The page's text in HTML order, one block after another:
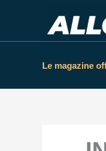
contenu
Le magazine